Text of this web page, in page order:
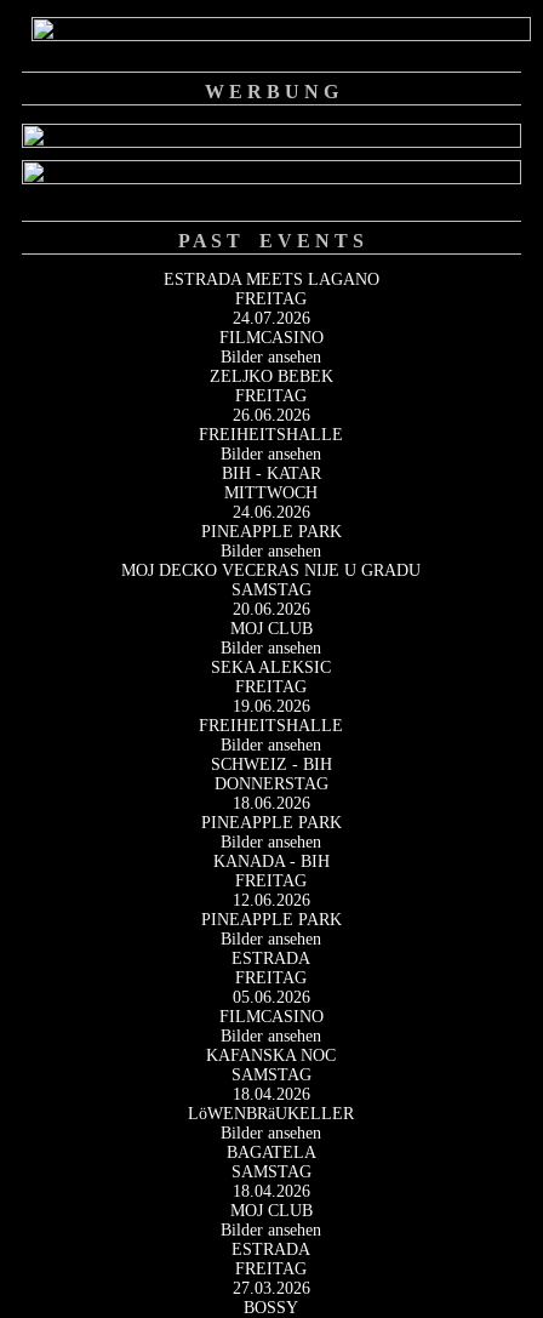
W E R B U N G
P A S T E V E N T S
ESTRADA MEETS LAGANO
FREITAG
24.07.2026
FILMCASINO
Bilder ansehen
ZELJKO BEBEK
FREITAG
26.06.2026
FREIHEITSHALLE
Bilder ansehen
BIH - KATAR
MITTWOCH
24.06.2026
PINEAPPLE PARK
Bilder ansehen
MOJ DECKO VECERAS NIJE U GRADU
SAMSTAG
20.06.2026
MOJ CLUB
Bilder ansehen
SEKA ALEKSIC
FREITAG
19.06.2026
FREIHEITSHALLE
Bilder ansehen
SCHWEIZ - BIH
DONNERSTAG
18.06.2026
PINEAPPLE PARK
Bilder ansehen
KANADA - BIH
FREITAG
12.06.2026
PINEAPPLE PARK
Bilder ansehen
ESTRADA
FREITAG
05.06.2026
FILMCASINO
Bilder ansehen
KAFANSKA NOC
SAMSTAG
18.04.2026
LöWENBRäUKELLER
Bilder ansehen
BAGATELA
SAMSTAG
18.04.2026
MOJ CLUB
Bilder ansehen
ESTRADA
FREITAG
27.03.2026
BOSSY